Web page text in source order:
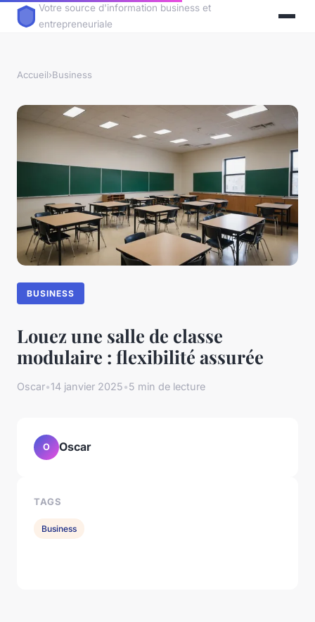
Votre source d'information business et
entrepreneuriale
Accueil›Business
BUSINESS
Louez une salle de classe
modulaire : flexibilité assurée
Oscar•14 janvier 2025•5 min de lecture
O Oscar
TAGS
Business